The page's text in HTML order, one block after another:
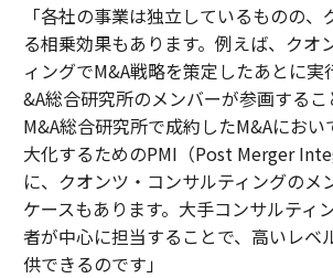
「各社の事業は独立しているものの、
る相乗効果もあります。例えば、クオ
ィングでM&A戦略を策定したあとに実
&A総合研究所のメンバーが参画するこ
M&A総合研究所で成約したM&Aにおい
大化するためのPMI（Post Merger
に、クオンツ・コンサルティングのメ
ケースもあります。大手コンサルティ
者が中心に担当することで、高いレベ
供できるのです」